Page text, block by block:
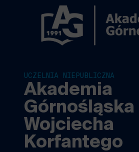
UCZELNIA NIEPUBLICZNA
Akademia
Górnośląska
Wojciecha
Korfantego